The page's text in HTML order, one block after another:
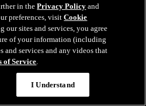
in thePrivacy Policy and
preferences, visitCookie
our sites and services, you agree
of your information (including
and services and any videos that
of Service.
I Understand